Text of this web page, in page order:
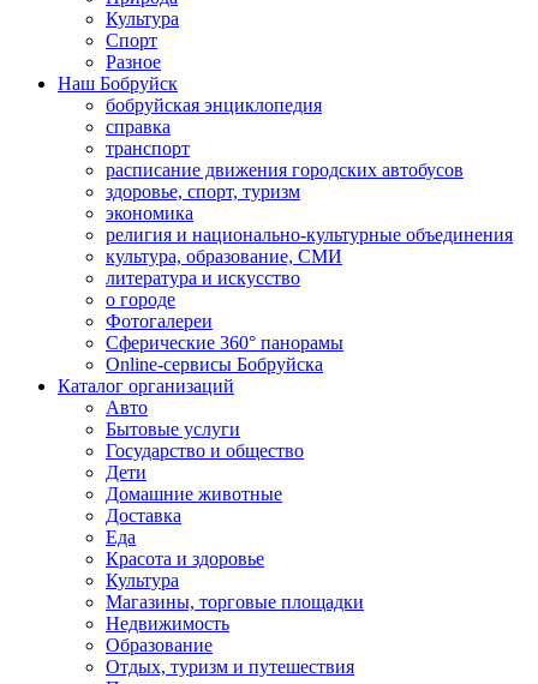
Культура
Спорт
Разное
Наш Бобруйск
бобруйская энциклопедия
справка
транспорт
расписание движения городских автобусов
здоровье, спорт, туризм
экономика
религия и национально-культурные объединения
культура, образование, СМИ
литература и искусство
о городе
Фотогалереи
Сферические 360° панорамы
Online-сервисы Бобруйска
Каталог организаций
Авто
Бытовые услуги
Государство и общество
Дети
Домашние животные
Доставка
Еда
Красота и здоровье
Культура
Магазины, торговые площадки
Недвижимость
Образование
Отдых, туризм и путешествия